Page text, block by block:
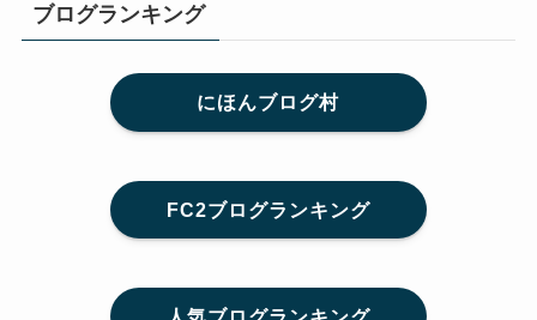
ブログランキング
にほんブログ村
FC2ブログランキング